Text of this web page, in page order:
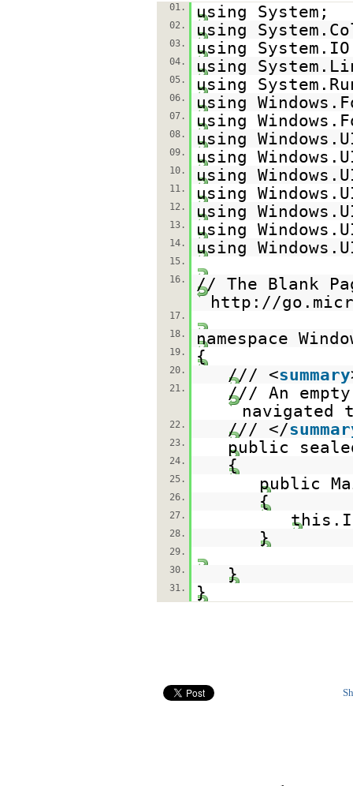
01. using System;
02. using
03. using
04. using
05. using
06. using
07. using
08. using
09. using
10. using
11. using
12. using
13. using
14. using
15.
16.
// The Blank
http://
17.
18.
namespace
19. {
20. /// <summary
21.
/// An
navigated
22. /// </
23. public
24. {
25. public
26. {
27.
28. }
29.
30.
}
31. }